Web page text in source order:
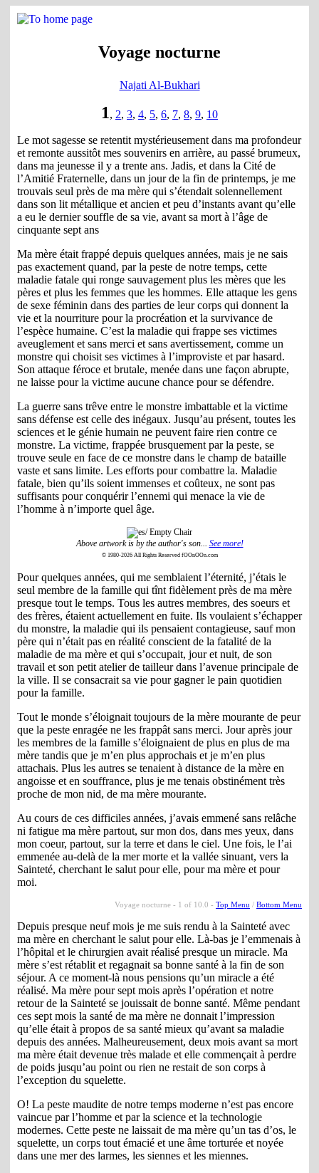
Voyage nocturne
Najati Al-Bukhari
1, 2, 3, 4, 5, 6, 7, 8, 9, 10
Le mot sagesse se retentit mystérieusement dans ma profondeur
et remonte aussitôt mes souvenirs en arrière, au passé brumeux,
dans ma jeunesse il y a trente ans. Jadis, et dans la Cité de
l’Amitié Fraternelle, dans un jour de la fin de printemps, je me
trouvais seul près de ma mère qui s’étendait solennellement
dans son lit métallique et ancien et peu d’instants avant qu’elle
a eu le dernier souffle de sa vie, avant sa mort à l’âge de
cinquante sept ans
Ma mère était frappé depuis quelques années, mais je ne sais
pas exactement quand, par la peste de notre temps, cette
maladie fatale qui ronge sauvagement plus les mères que les
pères et plus les femmes que les hommes. Elle attaque les gens
de sexe féminin dans des parties de leur corps qui donnent la
vie et la nourriture pour la procréation et la survivance de
l’espèce humaine. C’est la maladie qui frappe ses victimes
aveuglement et sans merci et sans avertissement, comme un
monstre qui choisit ses victimes à l’improviste et par hasard.
Son attaque féroce et brutale, menée dans une façon abrupte,
ne laisse pour la victime aucune chance pour se défendre.
La guerre sans trêve entre le monstre imbattable et la victime
sans défense est celle des inégaux. Jusqu’au présent, toutes les
sciences et le génie humain ne peuvent faire rien contre ce
monstre. La victime, frappée brusquement par la peste, se
trouve seule en face de ce monstre dans le champ de bataille
vaste et sans limite. Les efforts pour combattre la. Maladie
fatale, bien qu’ils soient immenses et coûteux, ne sont pas
suffisants pour conquérir l’ennemi qui menace la vie de
l’homme à n’importe quel âge.
Above artwork is by the author's son... See more!
© 1980-2026 All Rights Reserved fOOnOOn.com
Pour quelques années, qui me semblaient l’éternité, j’étais le
seul membre de la famille qui tînt fidèlement près de ma mère
presque tout le temps. Tous les autres membres, des soeurs et
des frères, étaient actuellement en fuite. Ils voulaient s’échapper
du monstre, la maladie qui ils pensaient contagieuse, sauf mon
père qui n’était pas en réalité conscient de la fatalité de la
maladie de ma mère et qui s’occupait, jour et nuit, de son
travail et son petit atelier de tailleur dans l’avenue principale de
la ville. Il se consacrait sa vie pour gagner le pain quotidien
pour la famille.
Tout le monde s’éloignait toujours de la mère mourante de peur
que la peste enragée ne les frappât sans merci. Jour après jour
les membres de la famille s’éloignaient de plus en plus de ma
mère tandis que je m’en plus approchais et je m’en plus
attachais. Plus les autres se tenaient à distance de la mère en
angoisse et en souffrance, plus je me tenais obstinément très
proche de mon nid, de ma mère mourante.
Au cours de ces difficiles années, j’avais emmené sans relâche
ni fatigue ma mère partout, sur mon dos, dans mes yeux, dans
mon coeur, partout, sur la terre et dans le ciel. Une fois, le l’ai
emmenée au-delà de la mer morte et la vallée sinuant, vers la
Sainteté, cherchant le salut pour elle, pour ma mère et pour
moi.
Voyage nocturne - 1 of 10.0 - Top Menu / Bottom Menu
Depuis presque neuf mois je me suis rendu à la Sainteté avec
ma mère en cherchant le salut pour elle. Là-bas je l’emmenais à
l’hôpital et le chirurgien avait réalisé presque un miracle. Ma
mère s’est rétablit et regagnait sa bonne santé à la fin de son
séjour. A ce moment-là nous pensions qu’un miracle a été
réalisé. Ma mère pour sept mois après l’opération et notre
retour de la Sainteté se jouissait de bonne santé. Même pendant
ces sept mois la santé de ma mère ne donnait l’impression
qu’elle était à propos de sa santé mieux qu’avant sa maladie
depuis des années. Malheureusement, deux mois avant sa mort
ma mère était devenue très malade et elle commençait à perdre
de poids jusqu’au point ou rien ne restait de son corps à
l’exception du squelette.
O! La peste maudite de notre temps moderne n’est pas encore
vaincue par l’homme et par la science et la technologie
modernes. Cette peste ne laissait de ma mère qu’un tas d’os, le
squelette, un corps tout émacié et une âme torturée et noyée
dans une mer des larmes, les siennes et les miennes.